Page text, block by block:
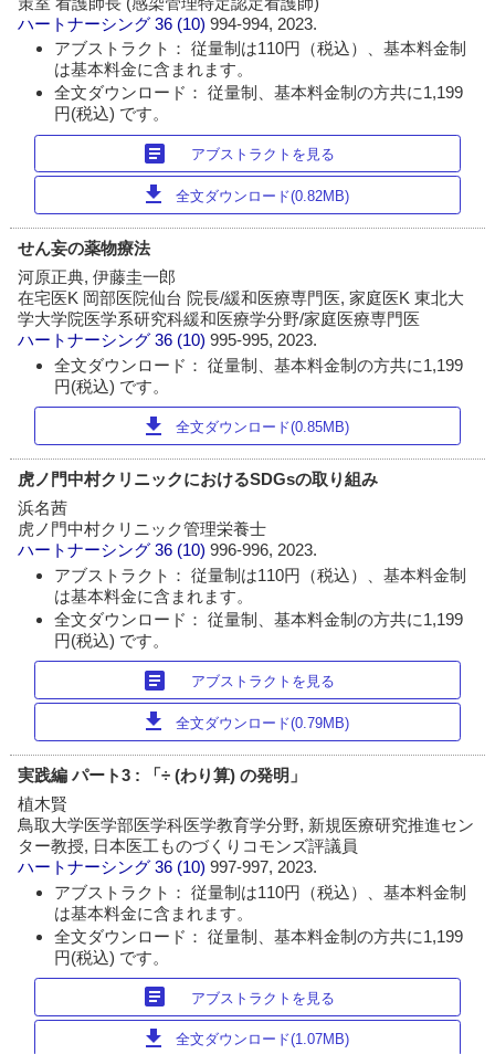
ハートナーシング 36 (10)994-994, 2023.
アブストラクト： 従量制は110円（税込）、基本料金制
は基本料金に含まれます。
全文ダウンロード： 従量制、基本料金制の方共に1,199
円(税込) です。
article アブストラクトを見る
download 全文ダウンロード(0.82MB)
せん妄の薬物療法
河原正典, 伊藤圭一郎
在宅医K 岡部医院仙台 院長/緩和医療専門医, 家庭医K 東北大
学大学院医学系研究科緩和医療学分野/家庭医療専門医
ハートナーシング 36 (10)995-995, 2023.
全文ダウンロード： 従量制、基本料金制の方共に1,199
円(税込) です。
download 全文ダウンロード(0.85MB)
虎ノ門中村クリニックにおけるSDGsの取り組み
浜名茜
虎ノ門中村クリニック管理栄養士
ハートナーシング 36 (10)996-996, 2023.
アブストラクト： 従量制は110円（税込）、基本料金制
は基本料金に含まれます。
全文ダウンロード： 従量制、基本料金制の方共に1,199
円(税込) です。
article アブストラクトを見る
download 全文ダウンロード(0.79MB)
実践編 パート3 : 「÷ (わり算) の発明」
植木賢
鳥取大学医学部医学科医学教育学分野, 新規医療研究推進セン
ター教授, 日本医工ものづくりコモンズ評議員
ハートナーシング 36 (10)997-997, 2023.
アブストラクト： 従量制は110円（税込）、基本料金制
は基本料金に含まれます。
全文ダウンロード： 従量制、基本料金制の方共に1,199
円(税込) です。
article アブストラクトを見る
download 全文ダウンロード(1.07MB)